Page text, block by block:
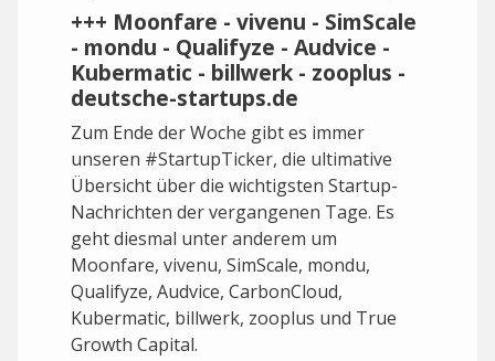
+++ Moonfare - vivenu - SimScale
- mondu - Qualifyze - Audvice -
Kubermatic - billwerk - zooplus -
deutsche-startups.de
Zum Ende der Woche gibt es immer
unseren #StartupTicker, die ultimative
Übersicht über die wichtigsten Startup-
Nachrichten der vergangenen Tage. Es
geht diesmal unter anderem um
Moonfare, vivenu, SimScale, mondu,
Qualifyze, Audvice, CarbonCloud,
Kubermatic, billwerk, zooplus und True
Growth Capital.